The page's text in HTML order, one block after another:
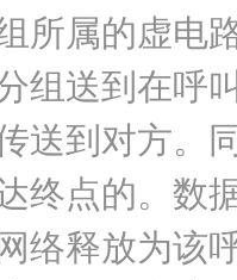
所属的虚电
组送到在呼
送到对方。
终点的。数
络释放为该